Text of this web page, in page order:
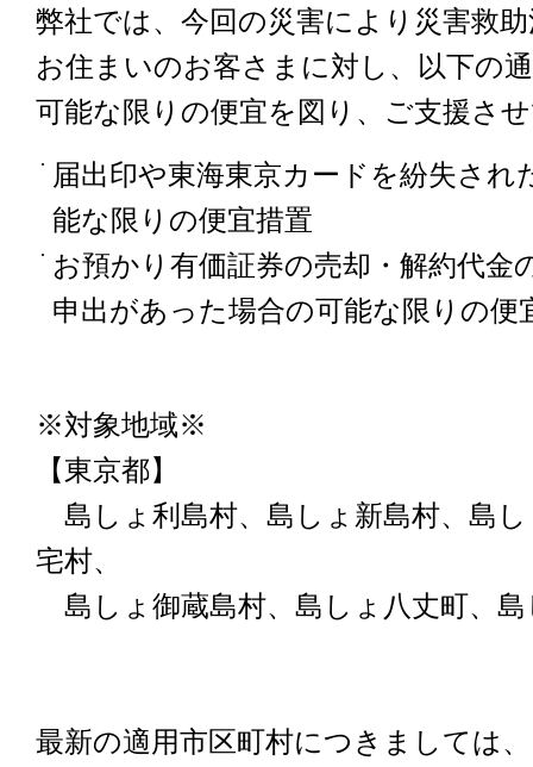
弊社では、今回の災害により災害救
お住まいのお客さまに対し、以下の
可能な限りの便宜を図り、ご支援さ
届出印や東海東京カードを紛失され
能な限りの便宜措置
お預かり有価証券の売却・解約代金
申出があった場合の可能な限りの便
※対象地域※
【東京都】
島しょ利島村、島しょ新島村、島
宅村、
島しょ御蔵島村、島しょ八丈町、
最新の適用市区町村につきましては